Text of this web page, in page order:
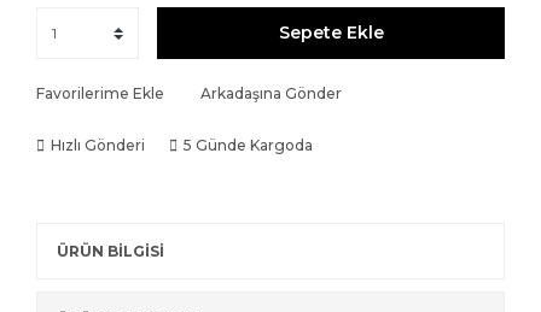
Sepete Ekle
Favorilerime Ekle Arkadaşına Gönder
Hızlı Gönderi 5 Günde Kargoda
ÜRÜN BİLGİSİ